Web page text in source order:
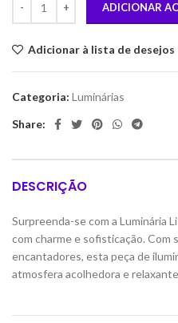
ADICIONAR
Adicionar à lista de desejos
Categoria: Luminárias
Share:
DESCRIÇÃO
Surpreenda-se com a Luminária
com charme e sofisticação.
encantadores, esta peça de
atmosfera acolhedora e